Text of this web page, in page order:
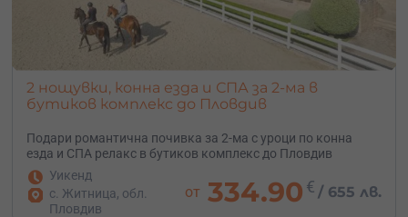
2 нощувки, конна езда и СПА за 2-ма в
бутиков комплекс до Пловдив
Подари романтична почивка за 2-ма с уроци по конна
езда и СПА релакс в бутиков комплекс до Пловдив
Уикенд
с. Житница, обл.
Пловдив
от 334.90 € /655 лв.